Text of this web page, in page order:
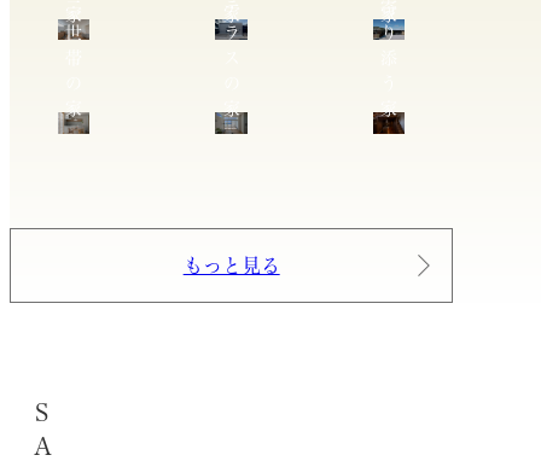
世
家
ラ
家
り
家
もっと見る